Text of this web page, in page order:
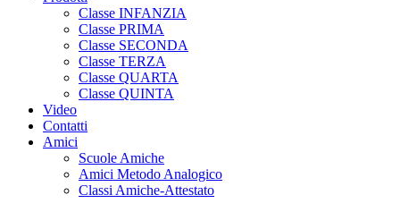
Classe INFANZIA
Classe PRIMA
Classe SECONDA
Classe TERZA
Classe QUARTA
Classe QUINTA
Video
Contatti
Amici
Scuole Amiche
Amici Metodo Analogico
Classi Amiche-Attestato